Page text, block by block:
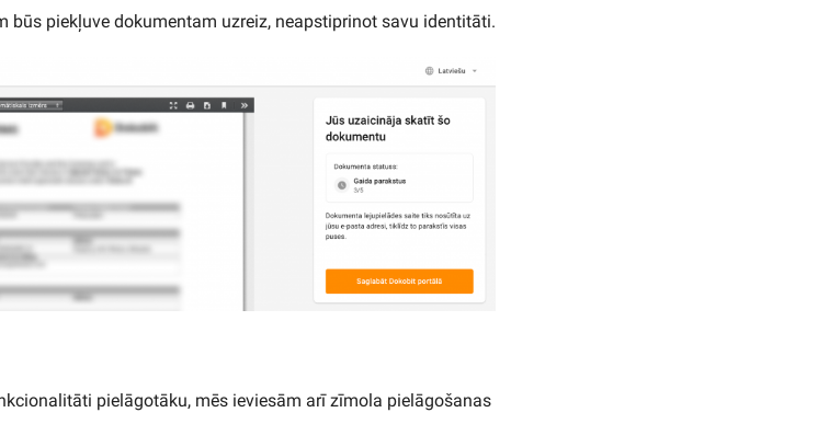
būs piekļuve dokumentam uzreiz, neapstiprinot savu identitāti.
pielāgotāku, mēs ieviesām arī zīmola pielāgošanas